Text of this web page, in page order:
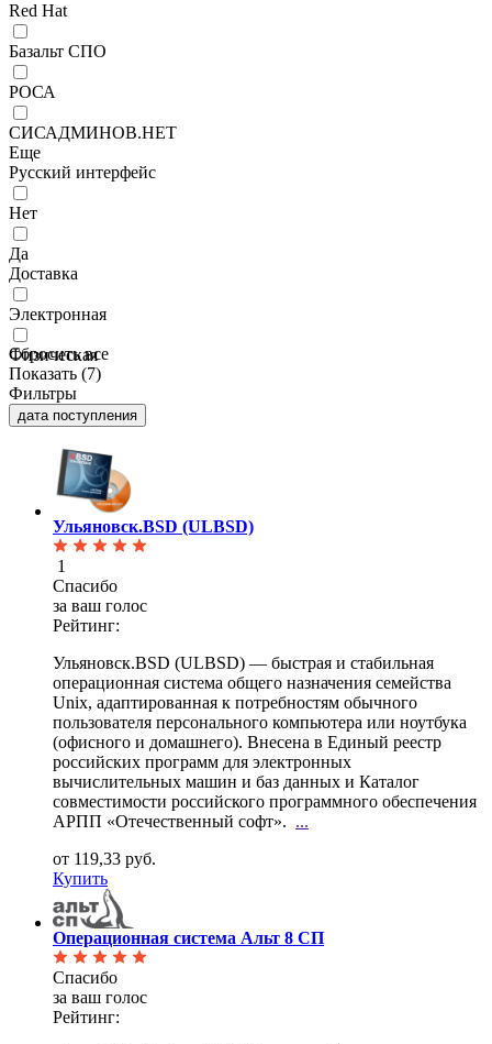
Red Hat
Базальт СПО
РОСА
СИСАДМИНОВ.НЕТ
Еще
Русский интерфейс
Нет
Да
Доставка
Электронная
Физическая
Сбросить все
Показать (7)
Фильтры
дата поступления
Ульяновск.BSD (ULBSD)
1
Спасибо
за ваш голос
Рейтинг:
Ульяновск.BSD (ULBSD) — быстрая и стабильная
операционная система общего назначения семейства
Unix, адаптированная к потребностям обычного
пользователя персонального компьютера или ноутбука
(офисного и домашнего). Внесена в Единый реестр
российских программ для электронных
вычислительных машин и баз данных и Каталог
совместимости российского программного обеспечения
АРПП «Отечественный софт». ...
от 119,33 руб.
Купить
Операционная система Альт 8 СП
Спасибо
за ваш голос
Рейтинг: